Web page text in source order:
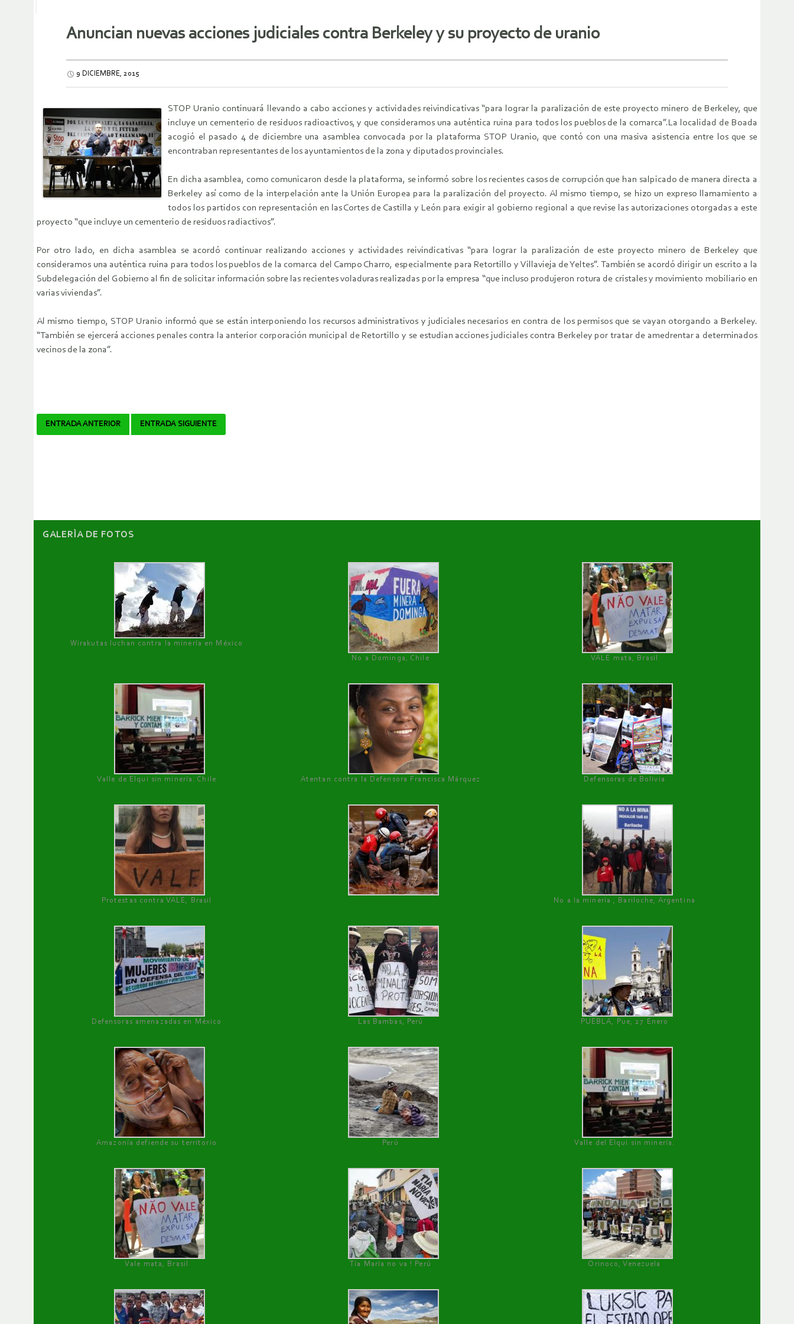
Anuncian nuevas acciones judiciales contra Berkeley y su proyecto de uranio
9 DICIEMBRE, 2015
STOP Uranio continuará llevando a cabo acciones y actividades reivindicativas “para lograr la paralización de este proyecto minero de Berkeley, que
incluye un cementerio de residuos radioactivos, y que consideramos una auténtica ruina para todos los pueblos de la comarca”.La localidad de Boada
acogió el pasado 4 de diciembre una asamblea convocada por la plataforma STOP Uranio, que contó con una masiva asistencia entre los que se
encontraban representantes de los ayuntamientos de la zona y diputados provinciales.
En dicha asamblea, como comunicaron desde la plataforma, se informó sobre los recientes casos de corrupción que han salpicado de manera directa a
Berkeley así como de la interpelación ante la Unión Europea para la paralización del proyecto. Al mismo tiempo, se hizo un expreso llamamiento a
todos los partidos con representación en las Cortes de Castilla y León para exigir al gobierno regional a que revise las autorizaciones otorgadas a este
proyecto “que incluye un cementerio de residuos radiactivos”.
Por otro lado, en dicha asamblea se acordó continuar realizando acciones y actividades reivindicativas “para lograr la paralización de este proyecto minero de Berkeley que
consideramos una auténtica ruina para todos los pueblos de la comarca del Campo Charro, especialmente para Retortillo y Villavieja de Yeltes”. También se acordó dirigir un escrito a la
Subdelegación del Gobierno al fin de solicitar información sobre las recientes voladuras realizadas por la empresa “que incluso produjeron rotura de cristales y movimiento mobiliario en
varias viviendas”.
Al mismo tiempo, STOP Uranio informó que se están interponiendo los recursos administrativos y judiciales necesarios en contra de los permisos que se vayan otorgando a Berkeley.
“También se ejercerá acciones penales contra la anterior corporación municipal de Retortillo y se estudian acciones judiciales contra Berkeley por tratar de amedrentar a determinados
vecinos de la zona”.
Navegador
ENTRADA ANTERIOR ENTRADA SIGUIENTE
GALERÌA DE FOTOS
Wirakutas luchan contra la minería en México
No a Dominga, Chile
VALE mata, Brasil
Valle de Elqui sin minería. Chile Atentan contra la Defensora Francisca Márquez Defensoras de Bolivia
Protestas contra VALE, Brasil No a la minería , Bariloche, Argentina
Defensoras amenazadas en México Las Bambas, Perú PUEBLA, Pue, 27 Enero
Amazonía defiende su territorio Perú Valle del Elqui sin minería.
Vale mata, Brasil Tía María no va ! Perú Orinoco, Venezuela